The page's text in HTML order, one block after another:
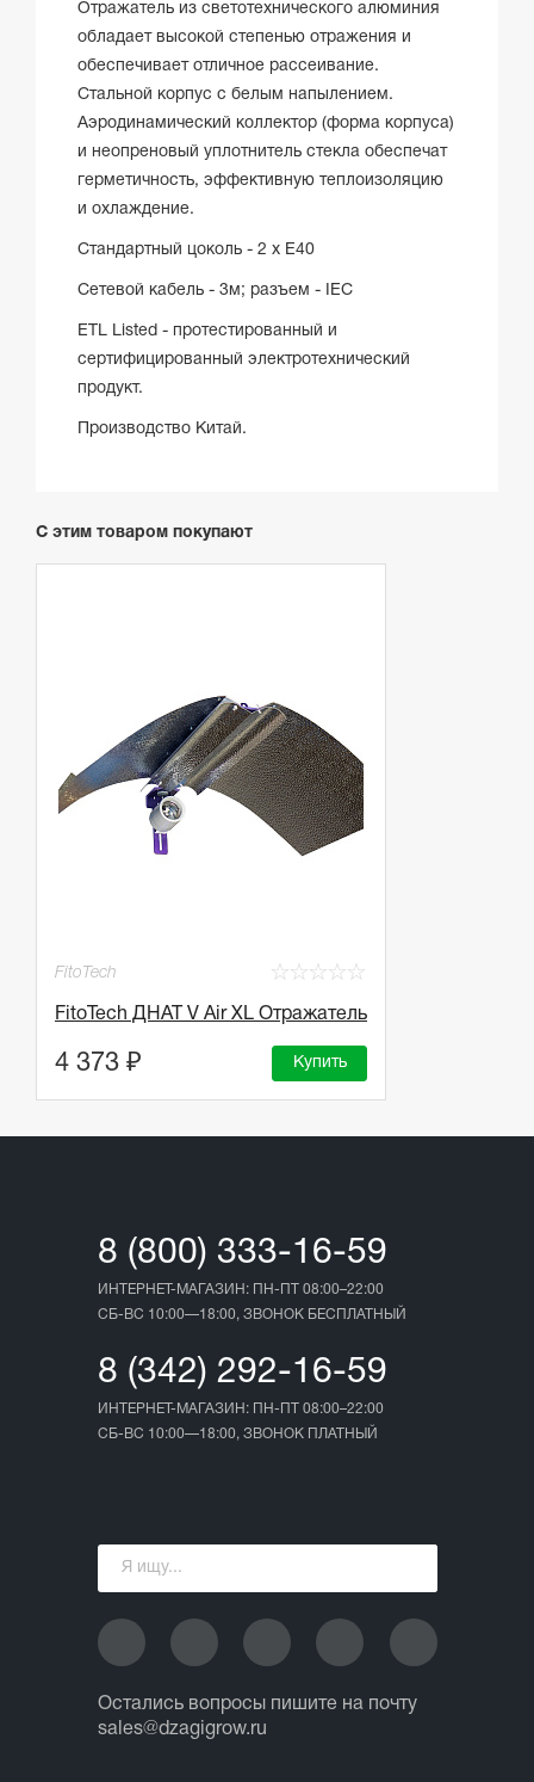
Отражатель из светотехнического алюминия
обладает высокой степенью отражения и
обеспечивает отличное рассеивание.
Стальной корпус с белым напылением.
Аэродинамический коллектор (форма корпуса)
и неопреновый уплотнитель стекла обеспечат
герметичность, эффективную теплоизоляцию
и охлаждение.
Стандартный цоколь - 2 х Е40
Сетевой кабель - 3м; разъем - IEC
ETL Listed - протестированный и
сертифицированный электротехнический
продукт.
Производство Китай.
С этим товаром покупают
FitoTech ☆
☆
☆
☆
☆
FitoTech ДНАТ V Air XL Отражатель
4 373 ₽ Купить
8 (800) 333-16-59
ИНТЕРНЕТ-МАГАЗИН: ПН-ПТ 08:00–22:00
СБ-ВС 10:00—18:00, ЗВОНОК БЕСПЛАТНЫЙ
8 (342) 292-16-59
ИНТЕРНЕТ-МАГАЗИН: ПН-ПТ 08:00–22:00
СБ-ВС 10:00—18:00, ЗВОНОК ПЛАТНЫЙ
Остались вопросы пишите на почту
sales@dzagigrow.ru